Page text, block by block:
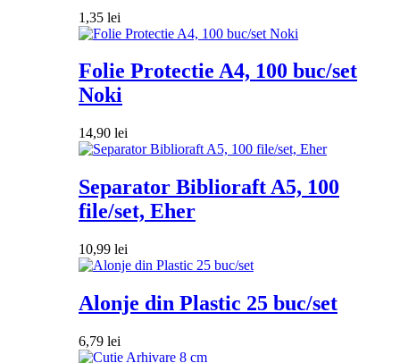
1,35 lei
Folie Protectie A4, 100 buc/set
Noki
14,90 lei
Separator Biblioraft A5, 100
file/set, Eher
10,99 lei
Alonje din Plastic 25 buc/set
6,79 lei